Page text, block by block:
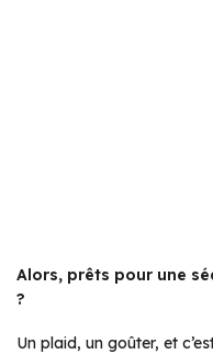
Alors, prêts pour une
?
Un plaid, un goûter, et